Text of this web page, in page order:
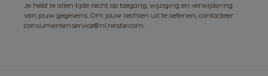
Je hebt te allen tijde recht op toegang, wijziging en verwijdering
van jouw gegevens. Om jouw rechten uit te oefenen, contacteer
consumentenservice@nl.nestle.com.